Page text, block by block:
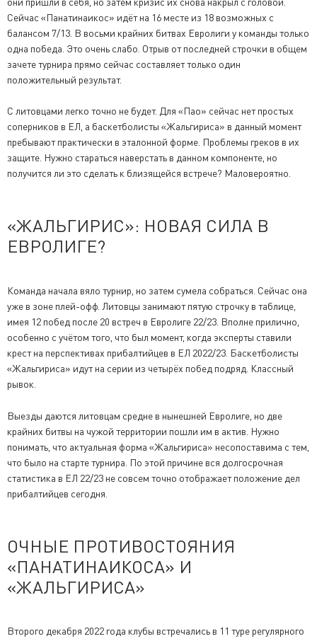
Сейчас «Панатинаикос» идёт на 16 месте из 18 возможных с
балансом 7/13. В восьми крайних битвах Евролиги у команды только
одна победа. Это очень слабо. Отрыв от последней строчки в общем
зачете турнира прямо сейчас составляет только один
положительный результат.
С литовцами легко точно не будет. Для «Пао» сейчас нет простых
соперников в ЕЛ, а баскетболисты «Жальгириса» в данный момент
пребывают практически в эталонной форме. Проблемы греков в их
защите. Нужно стараться наверстать в данном компоненте, но
получится ли это сделать к близящейся встрече? Маловероятно.
«ЖАЛЬГИРИС»: НОВАЯ СИЛА В
ЕВРОЛИГЕ?
Команда начала вяло турнир, но затем сумела собраться. Сейчас она
уже в зоне плей-офф. Литовцы занимают пятую строчку в таблице,
имея 12 побед после 20 встреч в Евролиге 22/23. Вполне прилично,
особенно с учётом того, что был момент, когда эксперты ставили
крест на перспективах прибалтийцев в ЕЛ 2022/23. Баскетболисты
«Жальгириса» идут на серии из четырёх побед подряд. Классный
рывок.
Выезды даются литовцам средне в нынешней Евролиге, но две
крайних битвы на чужой территории пошли им в актив. Нужно
понимать, что актуальная форма «Жальгириса» несопоставима с тем,
что было на старте турнира. По этой причине вся долгосрочная
статистика в ЕЛ 22/23 не совсем точно отображает положение дел
прибалтийцев сегодня.
ОЧНЫЕ ПРОТИВОСТОЯНИЯ
«ПАНАТИНАИКОСА» И
«ЖАЛЬГИРИСА»
Второго декабря 2022 года клубы встречались в 11 туре регулярного